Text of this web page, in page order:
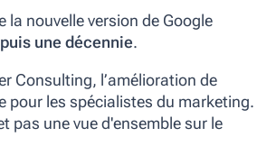
la nouvelle version de Google
une décennie.
Consulting, l’amélioration de
pour les spécialistes du marketing.
pas une vue d'ensemble sur le